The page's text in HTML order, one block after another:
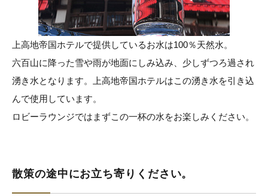
上高地帝国ホテルで提供しているお水は100％天然水。
六百山に降った雪や雨が地面にしみ込み、少しずつろ過され
湧き水となります。上高地帝国ホテルはこの湧き水を引き込
んで使用しています。
ロビーラウンジではまずこの一杯の水をお楽しみください。
散策の途中にお立ち寄りください。